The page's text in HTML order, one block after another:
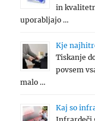
in
uporabljajo …
Kje
Tiskanje
povsem
malo …
Kaj so